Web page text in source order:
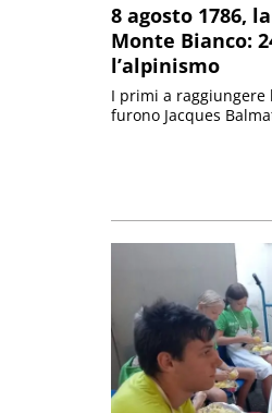
8 agosto 1786,
Monte Bianco:
l’alpinismo
I primi a raggiungere
furono Jacques